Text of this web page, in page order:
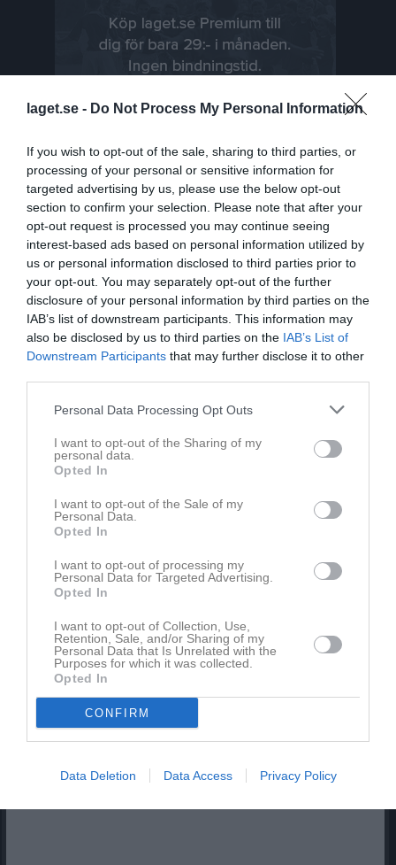
laget.se - Do Not Process My Personal Information
If you wish to opt-out of the sale, sharing to third parties, or
processing of your personal or sensitive information for
targeted advertising by us, please use the below opt-out
section to confirm your selection. Please note that after your
opt-out request is processed you may continue seeing
interest-based ads based on personal information utilized by
us or personal information disclosed to third parties prior to
your opt-out. You may separately opt-out of the further
disclosure of your personal information by third parties on the
IAB’s list of downstream participants. This information may
also be disclosed by us to third parties on the IAB’s List of
Downstream Participants that may further disclose it to other
Personal Data Processing Opt Outs
I want to opt-out of the Sharing of my
personal data.
Opted In
I want to opt-out of the Sale of my
Personal Data.
Opted In
I want to opt-out of processing my
Personal Data for Targeted Advertising.
Opted In
I want to opt-out of Collection, Use,
Retention, Sale, and/or Sharing of my
Personal Data that Is Unrelated with the
Purposes for which it was collected.
Opted In
CONFIRM
Data Deletion Data Access Privacy Policy
Senast uppladdade video
Ingen video uppladdad
Senast uppdaterade album
Logga in som administratör och skapa ert första album
Facebook